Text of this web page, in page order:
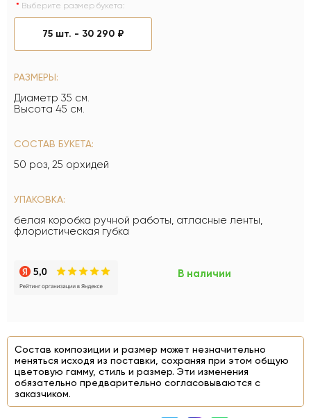
Выберите размер букета:
75 шт. - 30 290 ₽
РАЗМЕРЫ:
Диаметр 35 см.
Высота 45 см.
СОСТАВ БУКЕТА:
50 роз, 25 орхидей
УПАКОВКА:
белая коробка ручной работы, атласные ленты,
флористическая губка
В наличии
Состав композиции и размер может незначительно
меняться исходя из поставки, сохраняя при этом общую
цветовую гамму, стиль и размер. Эти изменения
обязательно предварительно согласовываются с
заказчиком.